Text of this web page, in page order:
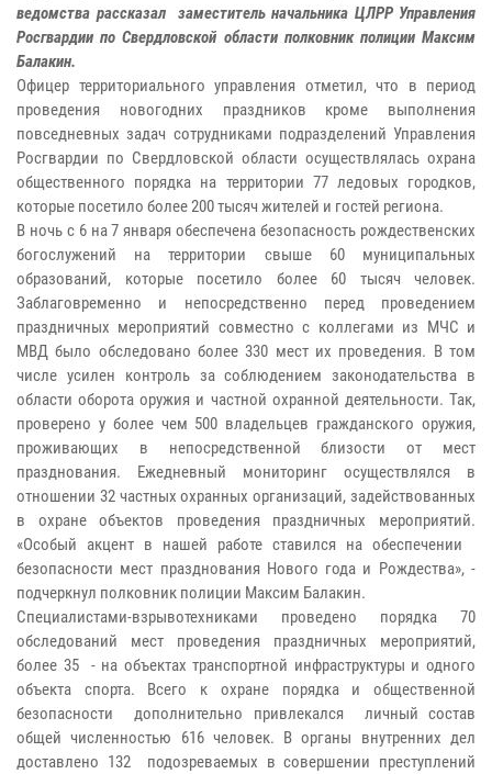
ведомства рассказал заместитель начальника ЦЛРР Управления
Росгвардии по Свердловской области полковник полиции Максим
Балакин.
Офицер территориального управления отметил, что в период
проведения новогодних праздников кроме выполнения
повседневных задач сотрудниками подразделений Управления
Росгвардии по Свердловской области осуществлялась охрана
общественного порядка на территории 77 ледовых городков,
которые посетило более 200 тысяч жителей и гостей региона.
В ночь с 6 на 7 января обеспечена безопасность рождественских
богослужений на территории свыше 60 муниципальных
образований, которые посетило более 60 тысяч человек.
Заблаговременно и непосредственно перед проведением
праздничных мероприятий совместно с коллегами из МЧС и
МВД было обследовано более 330 мест их проведения. В том
числе усилен контроль за соблюдением законодательства в
области оборота оружия и частной охранной деятельности. Так,
проверено у более чем 500 владельцев гражданского оружия,
проживающих в непосредственной близости от мест
празднования. Ежедневный мониторинг осуществлялся в
отношении 32 частных охранных организаций, задействованных
в охране объектов проведения праздничных мероприятий.
«Особый акцент в нашей работе ставился на обеспечении
безопасности мест празднования Нового года и Рождества», -
подчеркнул полковник полиции Максим Балакин.
Специалистами-взрывотехниками проведено порядка 70
обследований мест проведения праздничных мероприятий,
более 35 - на объектах транспортной инфраструктуры и одного
объекта спорта. Всего к охране порядка и общественной
безопасности дополнительно привлекался личный состав
общей численностью 616 человек. В органы внутренних дел
доставлено 132 подозреваемых в совершении преступлений